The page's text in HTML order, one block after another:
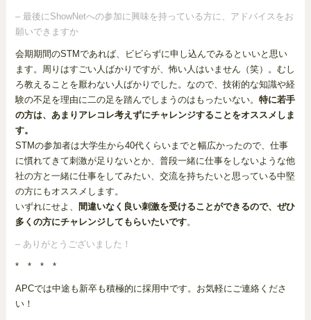
– 最後にShowNetへの参加に興味を持っている方に、アドバイスをお
願いできますか
会期期間のSTMであれば、ビビらずに申し込んでみるといいと思い
ます。周りはすごい人ばかりですが、怖い人はいません（笑）。むし
ろ教えることを厭わない人ばかりでした。なので、技術的な知識や経
験の不足を理由に二の足を踏んでしまうのはもったいない。 特に若手
の方は、あまりアレコレ考えずにチャレンジすることをオススメしま
す。
STMの参加者は大学生から40代くらいまでと幅広かったので、仕事
に慣れてきて刺激が足りないとか、普段一緒に仕事をしないような他
社の方と一緒に仕事をしてみたい、交流を持ちたいと思っている中堅
の方にもオススメします。
いずれにせよ、
間違いなく良い刺激を受けることができるので、ぜひ
多くの方にチャレンジしてもらいたいです。
– ありがとうございました！
* * * *
APCでは中途も新卒も積極的に採用中です。お気軽にご連絡くださ
い！